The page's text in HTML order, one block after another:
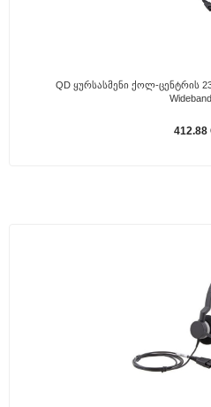
QD Ყურსასმენი Ქოლ-Ცენტრის
412.88